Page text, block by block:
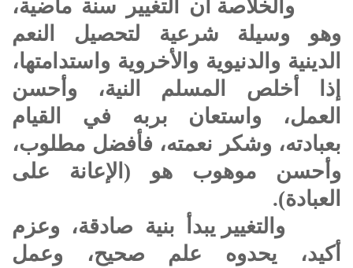
والخلاصة أن التغيير سنة ماضية،
وهو وسيلة شرعية لتحصيل النعم
الدينية والدنيوية والأخروية واستدامتها،
إذا أخلص المسلم النية، وأحسن
العمل، واستعان بربه في القيام
بعبادته، وشكر نعمته، فأفضل مطلوب،
وأحسن موهوب هو (الإعانة على
العبادة).
والتغيير يبدأ بنية صادقة، وعزم
أكيد، يحدوه علم صحيح، وعمل